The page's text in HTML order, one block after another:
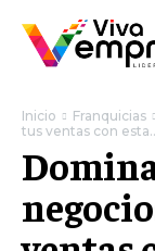
Inicio Franquicias
tus ventas con